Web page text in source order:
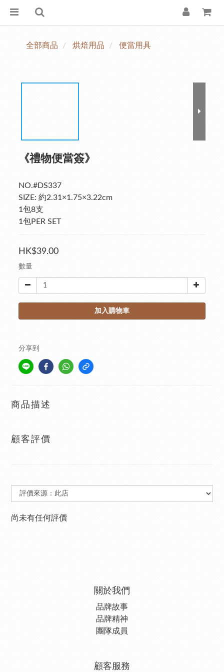
全部商品 烘焙用品 便當用具
《禮物便當簽》
NO.#DS337
SIZE: 約2.31×1.75×3.22cm
1包8支
1包PER SET
HK$39.00
數量
加入購物車
分享到
商品描述
顧客評價
尚未有任何評價
關於我們
品牌故事
品牌精神
團隊成員
顧客服務